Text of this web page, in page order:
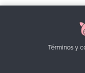
Términos y